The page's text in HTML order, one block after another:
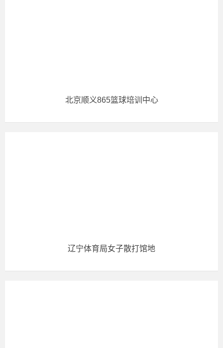
北京顺义865篮球培训中心
辽宁体育局女子散打馆地